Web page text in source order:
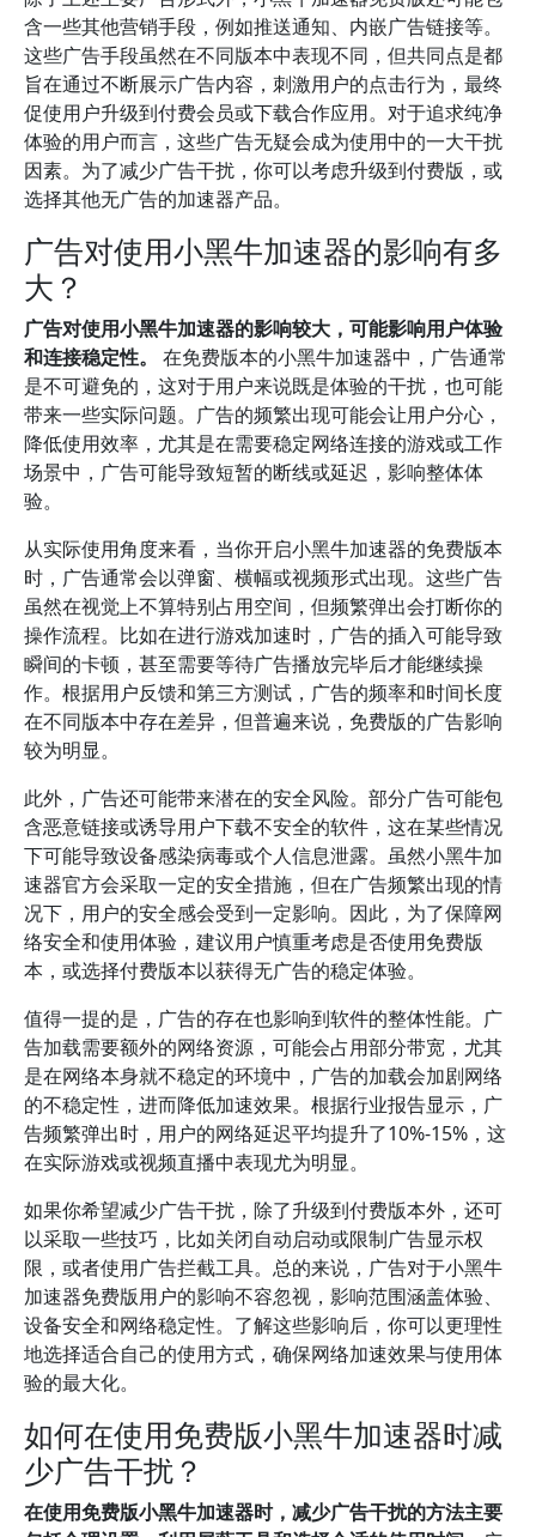
含一些其他营销手段，例如推送通知、内嵌广告链接等。
这些广告手段虽然在不同版本中表现不同，但共同点是都
旨在通过不断展示广告内容，刺激用户的点击行为，最终
促使用户升级到付费会员或下载合作应用。对于追求纯净
体验的用户而言，这些广告无疑会成为使用中的一大干扰
因素。为了减少广告干扰，你可以考虑升级到付费版，或
选择其他无广告的加速器产品。
广告对使用小黑牛加速器的影响有多
大？
广告对使用小黑牛加速器的影响较大，可能影响用户体验
和连接稳定性。
在免费版本的小黑牛加速器中，广告通常
是不可避免的，这对于用户来说既是体验的干扰，也可能
带来一些实际问题。广告的频繁出现可能会让用户分心，
降低使用效率，尤其是在需要稳定网络连接的游戏或工作
场景中，广告可能导致短暂的断线或延迟，影响整体体
验。
从实际使用角度来看，当你开启小黑牛加速器的免费版本
时，广告通常会以弹窗、横幅或视频形式出现。这些广告
虽然在视觉上不算特别占用空间，但频繁弹出会打断你的
操作流程。比如在进行游戏加速时，广告的插入可能导致
瞬间的卡顿，甚至需要等待广告播放完毕后才能继续操
作。根据用户反馈和第三方测试，广告的频率和时间长度
在不同版本中存在差异，但普遍来说，免费版的广告影响
较为明显。
此外，广告还可能带来潜在的安全风险。部分广告可能包
含恶意链接或诱导用户下载不安全的软件，这在某些情况
下可能导致设备感染病毒或个人信息泄露。虽然小黑牛加
速器官方会采取一定的安全措施，但在广告频繁出现的情
况下，用户的安全感会受到一定影响。因此，为了保障网
络安全和使用体验，建议用户慎重考虑是否使用免费版
本，或选择付费版本以获得无广告的稳定体验。
值得一提的是，广告的存在也影响到软件的整体性能。广
告加载需要额外的网络资源，可能会占用部分带宽，尤其
是在网络本身就不稳定的环境中，广告的加载会加剧网络
的不稳定性，进而降低加速效果。根据行业报告显示，广
告频繁弹出时，用户的网络延迟平均提升了10%-15%，这
在实际游戏或视频直播中表现尤为明显。
如果你希望减少广告干扰，除了升级到付费版本外，还可
以采取一些技巧，比如关闭自动启动或限制广告显示权
限，或者使用广告拦截工具。总的来说，广告对于小黑牛
加速器免费版用户的影响不容忽视，影响范围涵盖体验、
设备安全和网络稳定性。了解这些影响后，你可以更理性
地选择适合自己的使用方式，确保网络加速效果与使用体
验的最大化。
如何在使用免费版小黑牛加速器时减
少广告干扰？
在使用免费版小黑牛加速器时，减少广告干扰的方法主要